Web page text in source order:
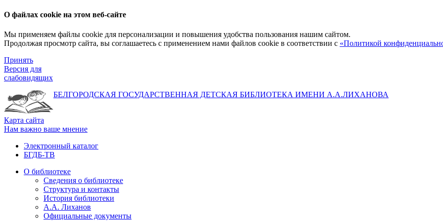
О файлах cookie на этом веб-сайте
Мы применяем файлы cookie для персонализации и повышения удобства пользования нашим сайтом.
Продолжая просмотр сайта, вы соглашаетесь с применением нами файлов cookie в соответствии с «Политикой
Принять
Версия для
слабовидящих
БЕЛГОРОДСКАЯ ГОСУДАРСТВЕННАЯ ДЕТСКАЯ БИБЛИОТЕКА ИМЕНИ А.А.ЛИХАНОВА
Карта сайта
Нам важно ваше мнение
Электронный каталог
БГДБ-ТВ
О библиотеке
Сведения о библиотеке
Структура и контакты
История библиотеки
А.А. Лиханов
Официальные документы